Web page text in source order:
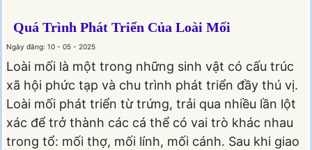
Quá Trình Phát Triển Của Loài Mối
Ngày đăng: 10 - 05 - 2025
Loài mối là một trong những sinh vật có cấu trúc
xã hội phức tạp và chu trình phát triển đầy thú vị.
Loài mối phát triển từ trứng, trải qua nhiều lần lột
xác để trở thành các cá thể có vai trò khác nhau
trong tổ: mối thợ, mối lính, mối cánh. Sau khi giao